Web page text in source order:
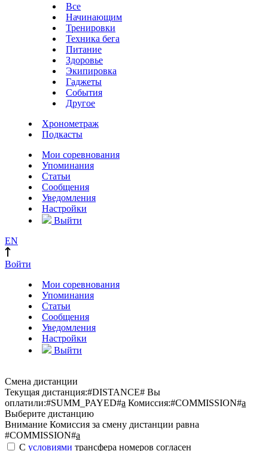
Все
Начинающим
Тренировки
Техника бега
Питание
Здоровье
Экипировка
Гаджеты
События
Другое
Хронометраж
Подкасты
Мои соревнования
Упоминания
Статьи
Сообщения
Уведомления
Настройки
Выйти
EN
Войти
Мои соревнования
Упоминания
Статьи
Сообщения
Уведомления
Настройки
Выйти
Смена дистанции
Текущая дистанция:#DISTANCE# Вы
оплатили:#SUMM_PAYED#a Комиссия:#COMMISSION#a
Выберите дистанцию
Внимание Комиссия за смену дистанции равна
#COMMISSION#a
С условиями трансфера номеров согласен